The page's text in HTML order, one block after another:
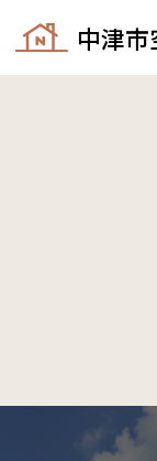
中津